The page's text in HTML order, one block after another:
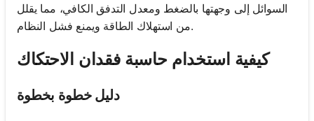
السوائل إلى وجهتها بالضغط ومعدل التدفق الكافي، مما يقلل
من استهلاك الطاقة ويمنع فشل النظام.
كيفية استخدام حاسبة فقدان الاحتكاك
دليل خطوة بخطوة